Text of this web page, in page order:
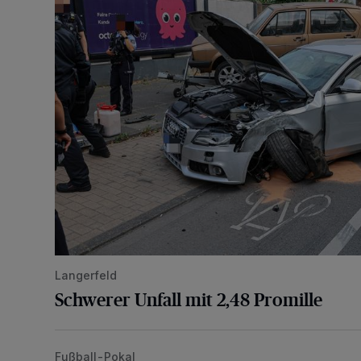
Langerfeld
Schwerer Unfall mit 2,48 Promille
Fußball-Pokal